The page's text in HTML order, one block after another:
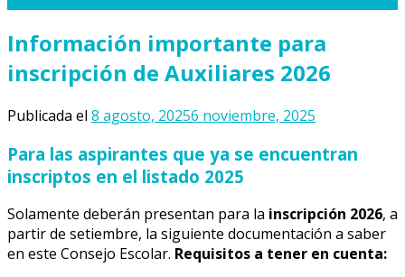
Información importante para
inscripción de Auxiliares 2026
Publicada el 8 agosto, 20256 noviembre, 2025
Para las aspirantes que ya se encuentran
inscriptos en el listado 2025
Solamente deberán presentan para la inscripción 2026, a
partir de setiembre, la siguiente documentación a saber
en este Consejo Escolar. Requisitos a tener en cuenta: